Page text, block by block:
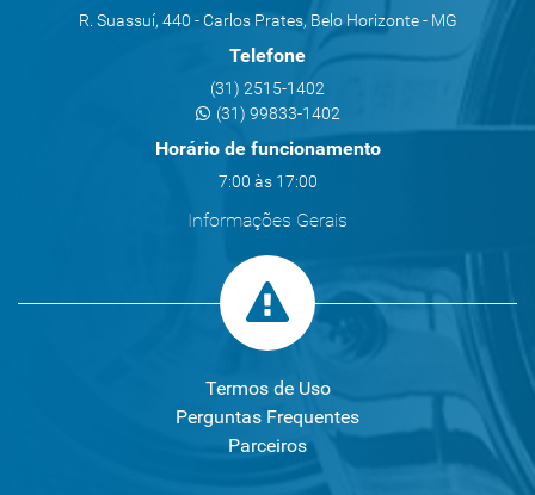
R. Suassuí, 440 - Carlos Prates, Belo Horizonte - MG
Telefone
(31) 2515-1402
(31) 99833-1402
Horário de funcionamento
7:00 às 17:00
Informações Gerais
Termos de Uso
Perguntas Frequentes
Parceiros